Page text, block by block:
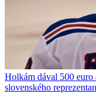
Holkám dával 500
slovenského